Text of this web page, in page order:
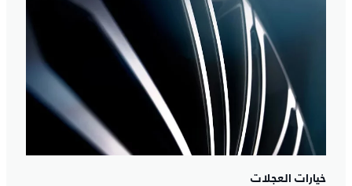
خيارات العجلات